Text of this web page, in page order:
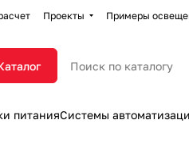
Проекты Примеры
питанияСистемы